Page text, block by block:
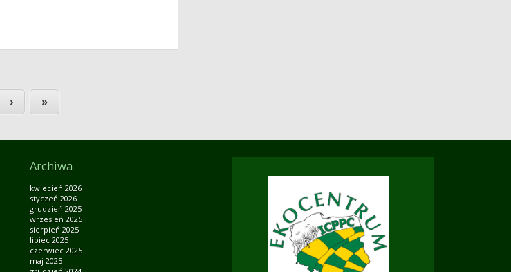
› »
Archiwa
kwiecień 2026
styczeń 2026
grudzień 2025
wrzesień 2025
sierpień 2025
lipiec 2025
czerwiec 2025
maj 2025